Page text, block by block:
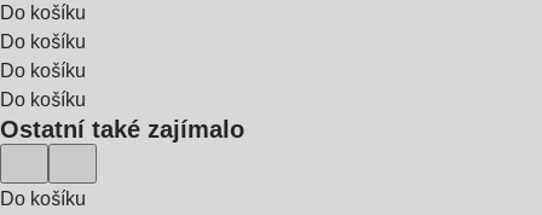
Do košíku
Do košíku
Do košíku
Do košíku
Ostatní také zajímalo
Do košíku